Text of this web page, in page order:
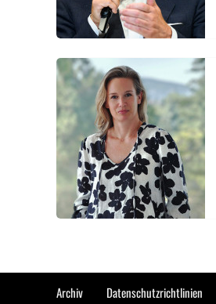
Archiv Datenschutzrichtlinien